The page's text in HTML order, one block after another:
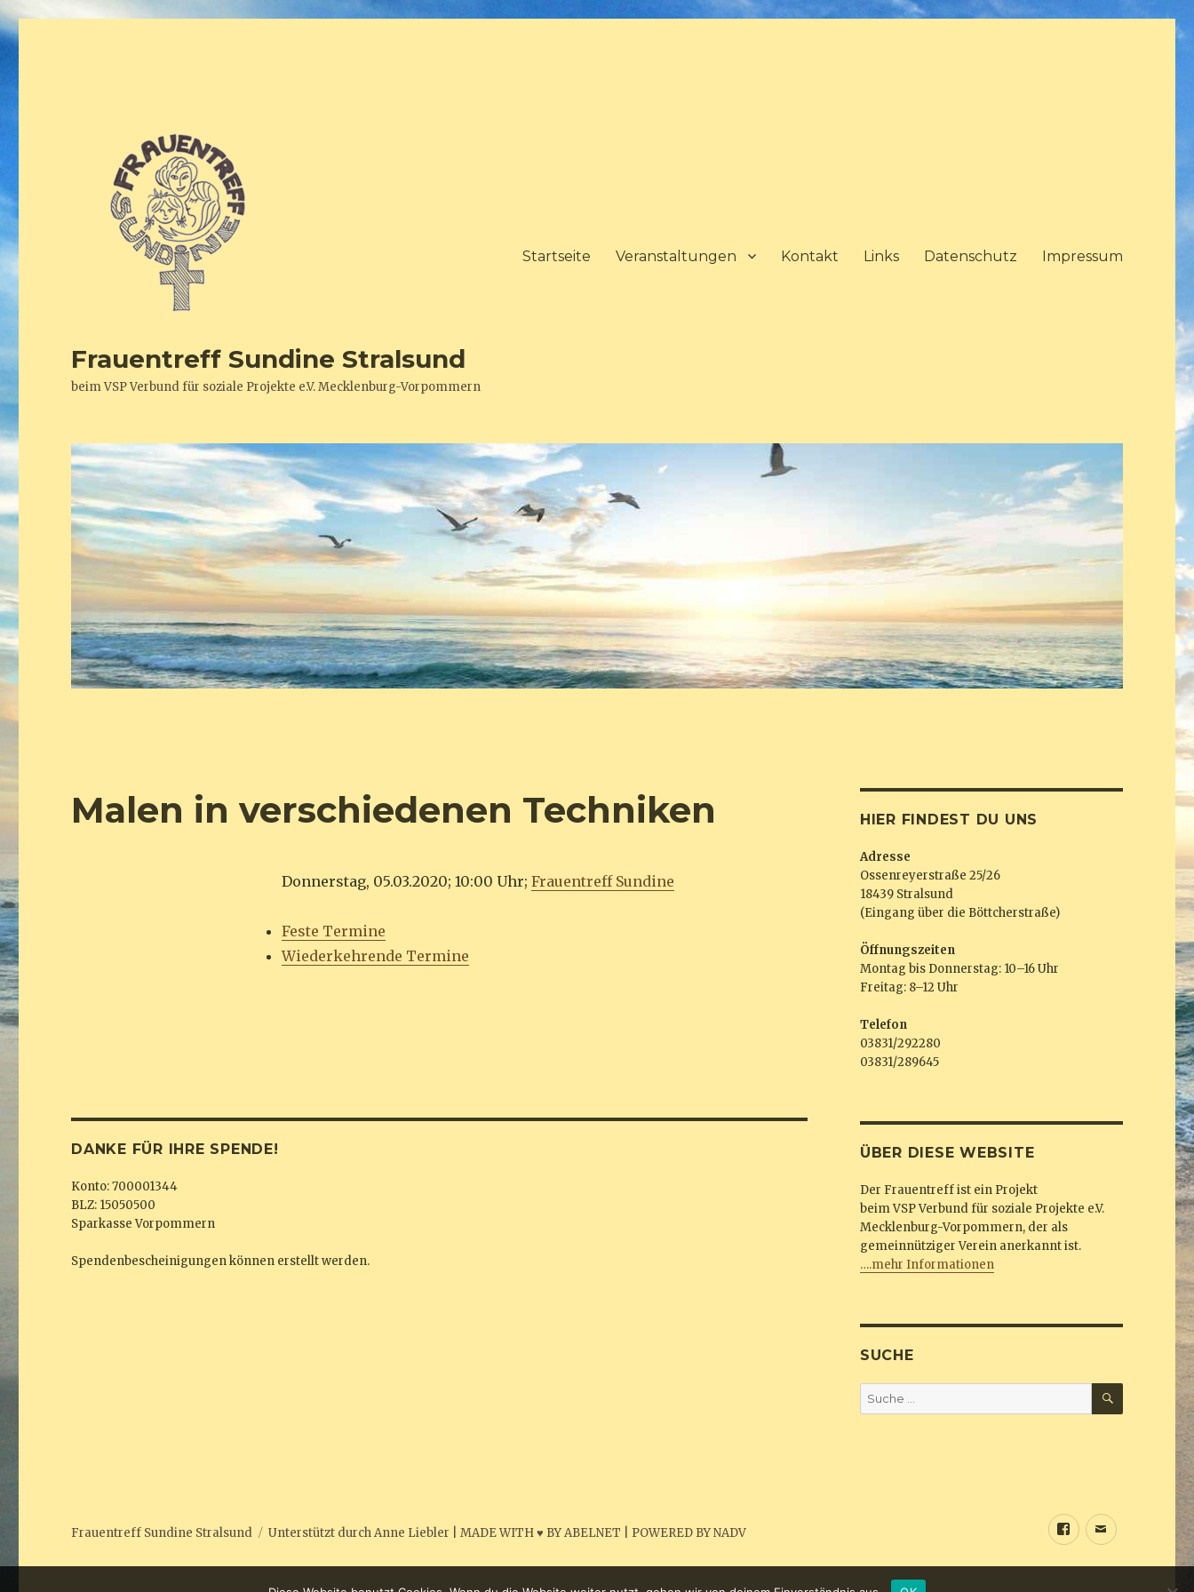
Frauentreff Sundine Stralsund
beim VSP Verbund für soziale Projekte e.V. Mecklenburg-Vorpommern
Startseite Veranstaltungen Kontakt Links Datenschutz Impressum
Malen in verschiedenen Techniken
Donnerstag, 05.03.2020; 10:00 Uhr; Frauentreff Sundine
Feste Termine
Wiederkehrende Termine
DANKE FÜR IHRE SPENDE!
Konto: 700001344
BLZ: 15050500
Sparkasse Vorpommern
Spendenbescheinigungen können erstellt werden.
HIER FINDEST DU UNS
Adresse
Ossenreyerstraße 25/26
18439 Stralsund
(Eingang über die Böttcherstraße)
Öffnungszeiten
Montag bis Donnerstag: 10–16 Uhr
Freitag: 8–12 Uhr
Telefon
03831/292280
03831/289645
ÜBER DIESE WEBSITE
Der Frauentreff ist ein Projekt
beim VSP Verbund für soziale Projekte e.V.
Mecklenburg-Vorpommern, der als
gemeinnütziger Verein anerkannt ist.
….mehr Informationen
SUCHE
Suche
nach:
SUCHEN
Sundine
E-
Frauentreff Sundine Stralsund Unterstützt durchAnne Liebler |MADE WITH ♥ BY ABELNET POWERED BY NADV